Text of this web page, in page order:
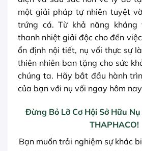
một giải pháp tự nhiên tuyệt
trứng cá. Từ khả năng kháng
thanh nhiệt giải độc cho đến
ổn định nội tiết, nụ vối thực sự
thiên nhiên ban tặng cho sức
chúng ta. Hãy bắt đầu hành
của bạn với nụ vối ngay hôm
Đừng Bỏ Lỡ Cơ Hội Sở Hữu
THAPHACO!
Bạn muốn trải nghiệm sự khác